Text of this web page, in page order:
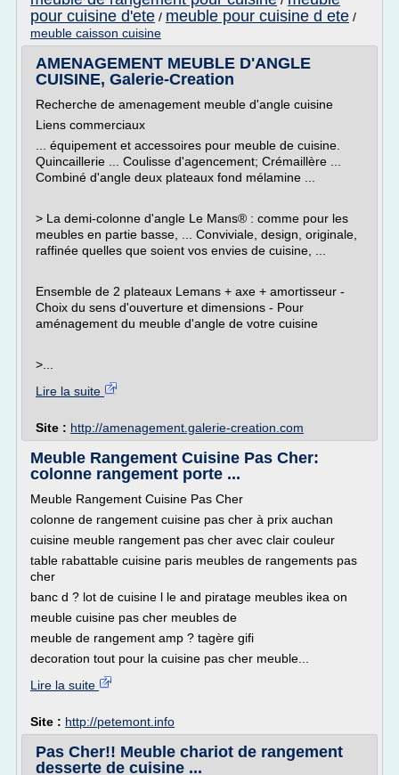
pour cuisine d'ete / meuble pour cuisine d ete /
meuble caisson cuisine
AMENAGEMENT MEUBLE D'ANGLE
CUISINE, Galerie-Creation
Recherche de amenagement meuble d'angle cuisine
Liens commerciaux
... équipement et accessoires pour meuble de cuisine.
Quincaillerie ... Coulisse d'agencement; Crémaillère ...
Combiné d'angle deux plateaux fond mélamine ...
> La demi-colonne d'angle Le Mans® : comme pour les
meubles en partie basse, ... Conviviale, design, originale,
raffinée quelles que soient vos envies de cuisine, ...
Ensemble de 2 plateaux Lemans + axe + amortisseur -
Choix du sens d'ouverture et dimensions - Pour
aménagement du meuble d'angle de votre cuisine
>...
Lire la suite
Site : http://amenagement.galerie-creation.com
Meuble Rangement Cuisine Pas Cher:
colonne rangement porte ...
Meuble Rangement Cuisine Pas Cher
colonne de rangement cuisine pas cher à prix auchan
cuisine meuble rangement pas cher avec clair couleur
table rabattable cuisine paris meubles de rangements pas
cher
banc d ? lot de cuisine l le and piratage meubles ikea on
meuble cuisine pas cher meubles de
meuble de rangement amp ? tagère gifi
decoration tout pour la cuisine pas cher meuble...
Lire la suite
Site : http://petemont.info
Pas Cher!! Meuble chariot de rangement
desserte de cuisine ...